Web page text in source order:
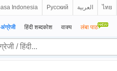
Indonesia Русский العربية ไทย
अंग्रेजी हिंदी शब्दकोश वाक्य लंबा पाठ